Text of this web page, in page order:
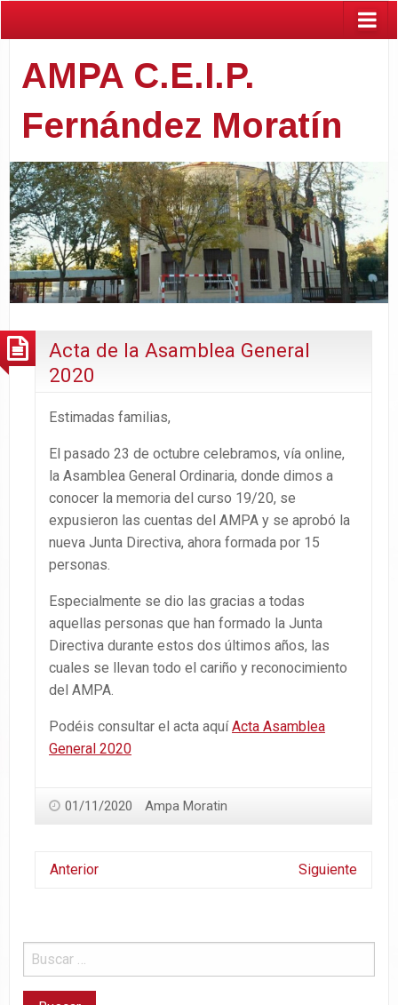
AMPA C.E.I.P.
Fernández Moratín
Acta de la Asamblea General
2020
Estimadas familias,
El pasado 23 de octubre celebramos, vía online,
la Asamblea General Ordinaria, donde dimos a
conocer la memoria del curso 19/20, se
expusieron las cuentas del AMPA y se aprobó la
nueva Junta Directiva, ahora formada por 15
personas.
Especialmente se dio las gracias a todas
aquellas personas que han formado la Junta
Directiva durante estos dos últimos años, las
cuales se llevan todo el cariño y reconocimiento
del AMPA.
Podéis consultar el acta aquíActa Asamblea
General 2020
01/11/2020 Ampa Moratin
Anterior Siguiente